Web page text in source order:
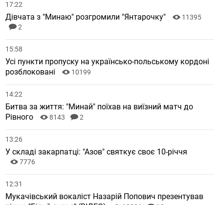
17:22
Дівчата з "Минаю" розгромили "Янтарочку"
11395
2
15:58
Усі пункти пропуску на українсько-польському кордоні
розблоковані
10199
14:22
Битва за життя: "Минай" поїхав на виїзний матч до
Рівного
8143 2
13:26
У складі закарпатці: "Азов" святкує своє 10-річчя
7776
12:31
Мукачівський вокаліст Назарій Попович презентував